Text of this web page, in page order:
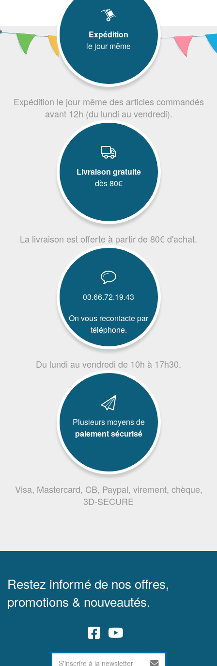
Expédition
le jour même
Expédition le jour même des articles commandés
avant 12h (du lundi au vendredi).
Livraison gratuite
dès 80€
La livraison est offerte à partir de 80€ d'achat.
03.66.72.19.43
On vous recontacte par
téléphone.
Du lundi au vendredi de 10h à 17h30.
Plusieurs moyens de
paiement sécurisé
Visa, Mastercard, CB, Paypal, virement, chèque,
3D-SECURE
Restez informé de nos offres,
promotions & nouveautés.